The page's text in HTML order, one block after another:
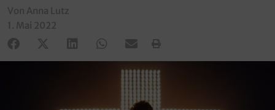
Von Anna Lutz
1. Mai 2022